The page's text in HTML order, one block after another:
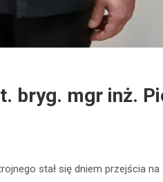
bryg. mgr inż.
stał się dniem przejścia